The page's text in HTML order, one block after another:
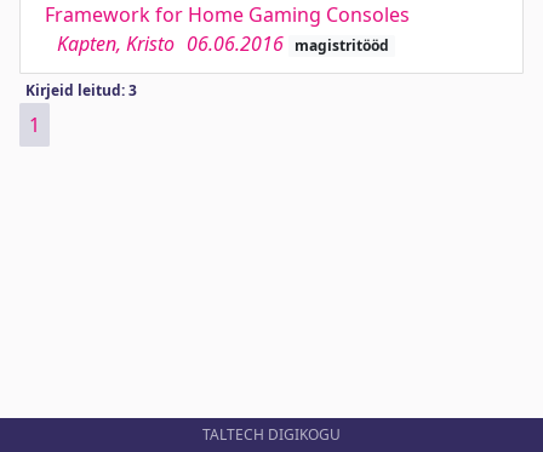
Framework for Home Gaming Consoles
Kapten, Kristo 06.06.2016 magistritööd
Kirjeid leitud: 3
1
TALTECH DIGIKOGU